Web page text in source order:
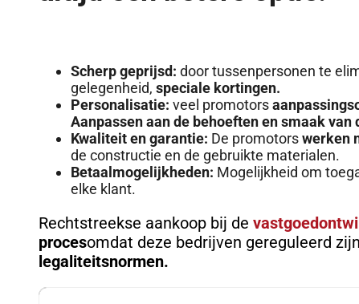
Scherp geprijsd: door tussenpersonen te
gelegenheid, speciale kortingen.
Personalisatie: veel promotors
Aanpassen aan de behoeften en smaak van
Kwaliteit en garantie: De promotorswerken
de constructie en de gebruikte materialen.
Betaalmogelijkheden: Mogelijkheid om
elke klant.
Rechtstreekse aankoop bij de
procesomdat deze bedrijven gereguleerd
legaliteitsnormen.